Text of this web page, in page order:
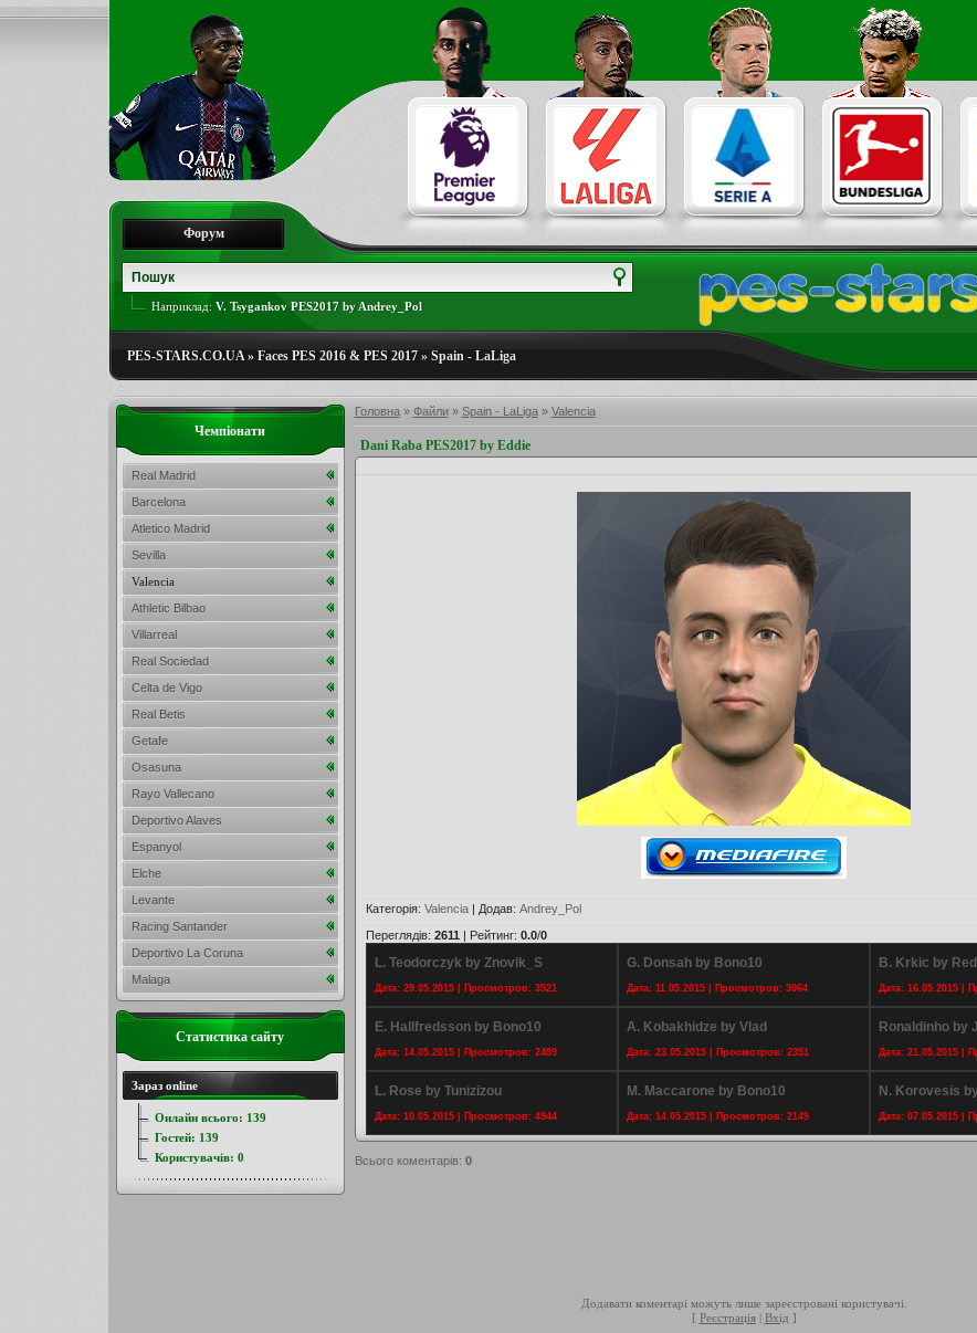
Форум
Наприклад: V. Tsygankov PES2017 by Andrey_Pol
PES-STARS.CO.UA» Faces PES 2016 & PES 2017» Spain - LaLiga
Головна» Файли» Spain - LaLiga» Valencia
Dani Raba PES2017 by Eddie
Категорія: Valencia| Додав: Andrey_Pol
Переглядів: 2611 | Рейтинг: 0.0/0
L. Teodorczyk by Znovik_S
Дата: 29.05.2015 | Просмотров: 3521
G. Donsah by Bono10
Дата: 11.05.2015 | Просмотров: 3064
B. Krkic by
Дата: 16.05.2015 |
E. Hallfredsson by Bono10
Дата: 14.05.2015 | Просмотров: 2489
A. Kobakhidze by Vlad
Дата: 23.05.2015 | Просмотров: 2351
Ronaldinho by
Дата: 21.05.2015 |
L. Rose by Tunizizou
Дата: 10.05.2015 | Просмотров: 4944
M. Maccarone by Bono10
Дата: 14.05.2015 | Просмотров: 2149
N. Korovesis
Дата: 07.05.2015 |
Всього коментарів: 0
Додавати коментарі можуть лише зареєстровані користувачі.
[ Реєстрація| Вхід ]
Чемпіонати
Real Madrid
Barcelona
Atletico Madrid
Sevilla
Valencia
Athletic Bilbao
Villarreal
Real Sociedad
Celta de Vigo
Real Betis
Getafe
Osasuna
Rayo Vallecano
Deportivo Alaves
Espanyol
Elche
Levante
Racing Santander
Deportivo La Coruna
Malaga
Статистика сайту
Зараз online
Онлайн всього: 139
Гостей: 139
Користувачів: 0